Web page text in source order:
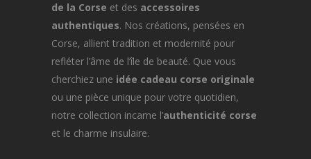
de la Corse et des accessoires
authentiques. Nos créations, pensées en
Corse, allient tradition et modernité pour
refléter l’âme de l’île de beauté. Que vous
cherchiez une idée cadeau corse originale
ou une pièce unique pour votre quotidien,
notre collection incarne l’authenticité corse
et le charme insulaire.